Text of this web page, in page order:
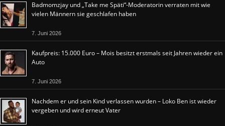
Badmomzjay und „Take me Späti“-Moderatorin verraten mit wie
vielen Männern sie geschlafen haben
7. Juni 2026
Kaufpreis: 15.000 Euro – Mois besitzt erstmals seit Jahren wieder ein
Auto
7. Juni 2026
Nachdem er und sein Kind verlassen wurden – Loko Ben ist wieder
vergeben und wird erneut Vater